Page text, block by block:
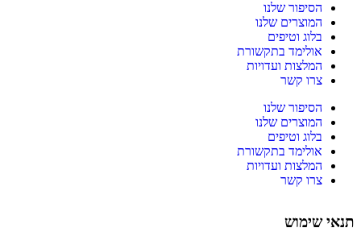
הסיפור שלנו
המוצרים שלנו
בלוג וטיפים
אולימד בתקשורת
המלצות ועדויות
צרו קשר
הסיפור שלנו
המוצרים שלנו
בלוג וטיפים
אולימד בתקשורת
המלצות ועדויות
צרו קשר
תנאי שימוש